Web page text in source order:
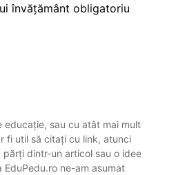
învățământ obligatoriu
educație, sau cu atât mai mult
fi util să citați cu link, atunci
dintr-un articol sau o idee
ne-am asumat